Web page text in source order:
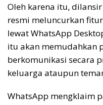
Oleh karena itu, dilansir
resmi meluncurkan
lewat WhatsApp
itu akan memudahkan
berkomunikasi secara
keluarga ataupun
WhatsApp mengklaim